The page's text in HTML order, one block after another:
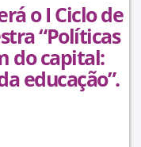
o I Ciclo de
“Políticas
do capital:
educação”.